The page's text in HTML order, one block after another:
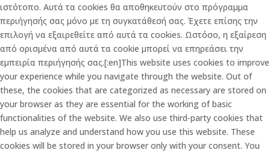
ιστότοπο. Αυτά τα cookies θα αποθηκευτούν στο πρόγραμμα
περιήγησής σας μόνο με τη συγκατάθεσή σας. Έχετε επίσης την
επιλογή να εξαιρεθείτε από αυτά τα cookies. Ωστόσο, η εξαίρεση
από ορισμένα από αυτά τα cookie μπορεί να επηρεάσει την
εμπειρία περιήγησής σας.[:en]This website uses cookies to improve
your experience while you navigate through the website. Out of
these, the cookies that are categorized as necessary are stored on
your browser as they are essential for the working of basic
functionalities of the website. We also use third-party cookies that
help us analyze and understand how you use this website. These
cookies will be stored in your browser only with your consent. You